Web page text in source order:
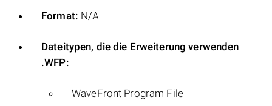
Format: N/A
Dateitypen, die die Erweiterung verwenden
.WFP:
WaveFront Program File